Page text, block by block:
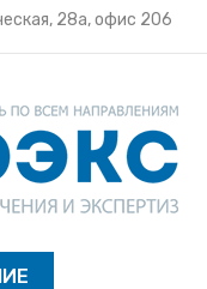
28а, офис 206